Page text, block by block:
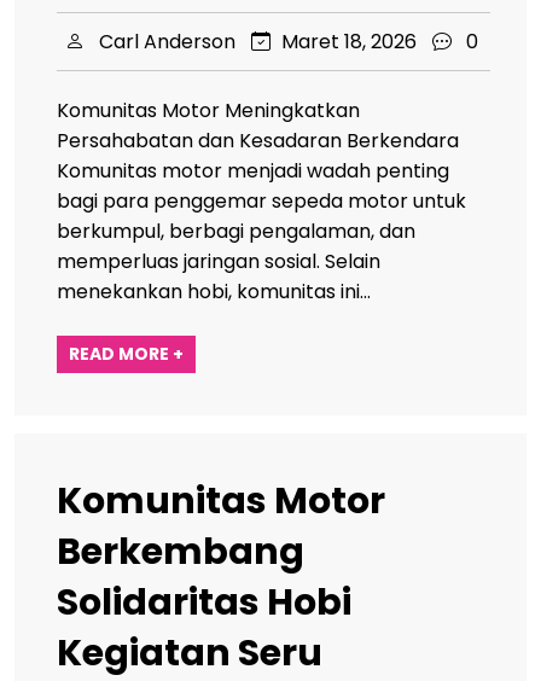
Carl Anderson Maret 18, 2026 0
Komunitas Motor Meningkatkan
Persahabatan dan Kesadaran Berkendara
Komunitas motor menjadi wadah penting
bagi para penggemar sepeda motor untuk
berkumpul, berbagi pengalaman, dan
memperluas jaringan sosial. Selain
menekankan hobi, komunitas ini…
READ MORE +
Komunitas Motor
Berkembang
Solidaritas Hobi
Kegiatan Seru